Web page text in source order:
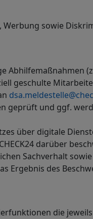
sowie
Abhilfemaßnahmen
geschulte
geprüft und ggf.
über digitale
darüber
Sachverhalt
Ergebnis des
die